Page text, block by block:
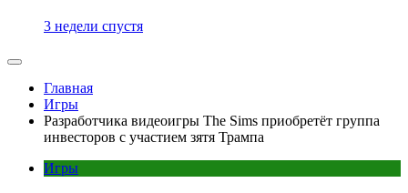
3 недели спустя
Главная
Игры
Разработчика видеоигры The Sims приобретёт группа
инвесторов с участием зятя Трампа
Игры